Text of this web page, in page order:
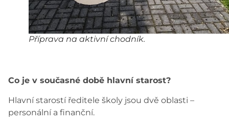
Příprava na aktivní chodník.
Co je v současné době hlavní starost?
Hlavní starostí ředitele školy jsou dvě oblasti –
personální a finanční.